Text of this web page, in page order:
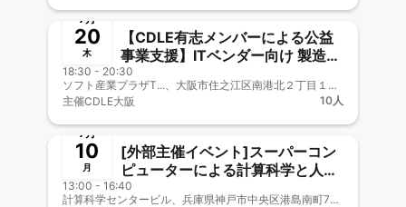
7月
20
木
【CDLE有志メンバーによる公益
事業支援】ITベンダー向け 製造
DX事例紹介～ AIシステム導入時
のヒント・コツ・落とし穴〈オン/
オフ・ハイブリッド開催〉
18:30 - 20:30
ソフト産業プラザT...、大阪市住之江区南港北２丁目１−１０
主催CDLE大阪 10人
終了
7月
10
月
[外部主催イベント]スーパーコン
ピューターによる計算科学と人工
知能の融合セミナー
13:00 - 16:40
計算科学センタービル、兵庫県神戸市中央区港島南町7丁目1番28号 計算科学センタービル